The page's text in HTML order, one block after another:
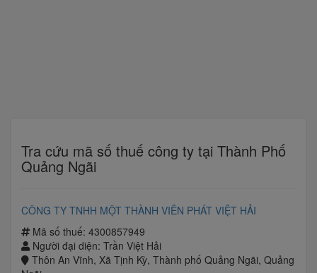
Tra cứu mã số thuế công ty tại Thành Phố
Quảng Ngãi
CÔNG TY TNHH MỘT THÀNH VIÊN PHÁT VIỆT HẢI
Mã số thuế: 4300857949
Người đại diện: Trần Việt Hải
Thôn An Vĩnh, Xã Tịnh Kỳ, Thành phố Quảng Ngãi, Quảng